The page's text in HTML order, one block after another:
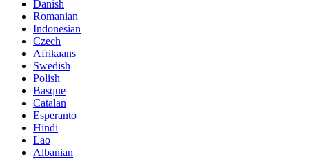
Danish
Romanian
Indonesian
Czech
Afrikaans
Swedish
Polish
Basque
Catalan
Esperanto
Hindi
Lao
Albanian